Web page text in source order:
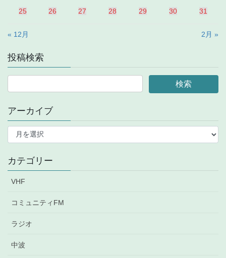
25 26 27 28 29 30 31
« 12月 2月 »
投稿検索
アーカイブ
ア
イ
カテゴリー
VHF
コミュニティFM
ラジオ
中波